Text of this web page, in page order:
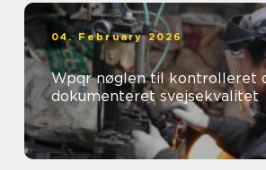
04. February 2026
Wpqr nøglen til kontrolleret og
dokumenteret svejsekvalitet